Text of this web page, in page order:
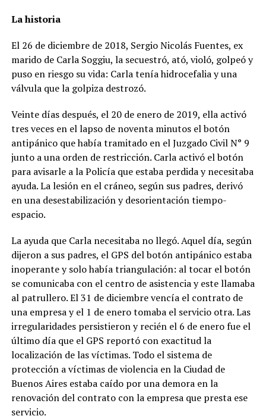
La historia
El 26 de diciembre de 2018, Sergio Nicolás Fuentes, ex
marido de Carla Soggiu, la secuestró, ató, violó, golpeó y
puso en riesgo su vida: Carla tenía hidrocefalia y una
válvula que la golpiza destrozó.
Veinte días después, el 20 de enero de 2019, ella activó
tres veces en el lapso de noventa minutos el botón
antipánico que había tramitado en el Juzgado Civil N° 9
junto a una orden de restricción. Carla activó el botón
para avisarle a la Policía que estaba perdida y necesitaba
ayuda. La lesión en el cráneo, según sus padres, derivó
en una desestabilización y desorientación tiempo-
espacio.
La ayuda que Carla necesitaba no llegó. Aquel día, según
dijeron a sus padres, el GPS del botón antipánico estaba
inoperante y solo había triangulación: al tocar el botón
se comunicaba con el centro de asistencia y este llamaba
al patrullero. El 31 de diciembre vencía el contrato de
una empresa y el 1 de enero tomaba el servicio otra. Las
irregularidades persistieron y recién el 6 de enero fue el
último día que el GPS reportó con exactitud la
localización de las víctimas. Todo el sistema de
protección a víctimas de violencia en la Ciudad de
Buenos Aires estaba caído por una demora en la
renovación del contrato con la empresa que presta ese
servicio.